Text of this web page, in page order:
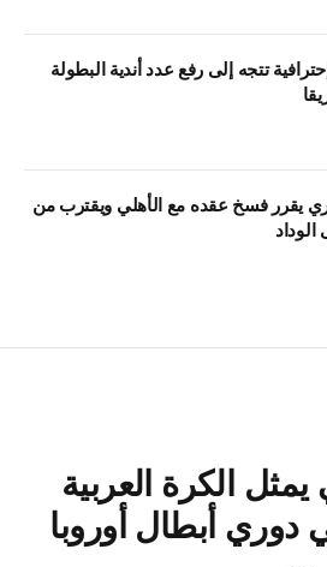
تتجه إلى رفع عدد أندية البطولة
يقرر فسخ عقده مع الأهلي ويقترب من
الوداد
الكرة العربية
أبطال أوروبا